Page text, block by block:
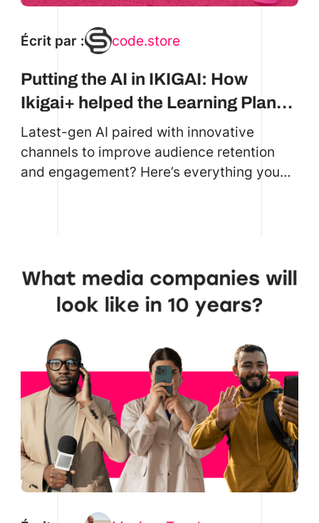
Écrit par : code.store
Putting the AI in IKIGAI: How
Ikigai+ helped the Learning Planet
Institute reach and guide the
youth.
Latest-gen AI paired with innovative
channels to improve audience retention
and engagement? Here’s everything you